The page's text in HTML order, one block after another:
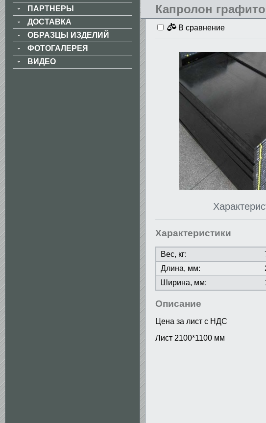
Капролон
В сравнение
Характеристики
Вес, кг:
Длина, мм:
Ширина, мм:
Описание
Цена за лист с НДС
Лист 2100*1100 мм
ПАРТНЕРЫ
ДОСТАВКА
ОБРАЗЦЫ ИЗДЕЛИЙ
ФОТОГАЛЕРЕЯ
ВИДЕО